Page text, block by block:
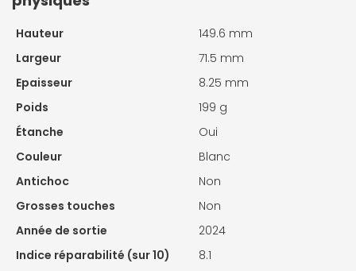
Hauteur
149.6 mm
Largeur
71.5 mm
Epaisseur
8.25 mm
Poids
199 g
Étanche
Oui
Couleur
Blanc
Antichoc
Non
Grosses touches
Non
Année de sortie
2024
Indice réparabilité (sur 10)
8.1